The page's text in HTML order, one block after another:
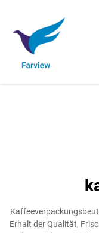
Erhalt der Qualität,